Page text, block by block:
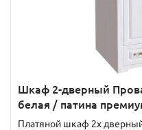
Шкаф 2-дверный
белая / патина
Платяной шкаф 2х